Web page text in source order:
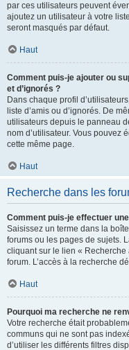
par ces utilisateurs peuvent
ajoutez un utilisateur à votre
seront masqués par défaut.
Haut
Comment puis-je ajouter ou
et d’ignorés ?
Dans chaque profil
liste d’amis ou d’ignorés. De
utilisateurs depuis le panneau
nom d’utilisateur. Vous pouvez
cette même page.
Haut
Recherche dans les
Comment puis-je effectuer
Saisissez un terme dans la
forums ou les pages de sujets.
cliquant sur le lien «
forum. L’accès à la recherche
Haut
Pourquoi ma recherche ne
Votre recherche était
communs qui ne sont pas
d’utiliser les différents filtres